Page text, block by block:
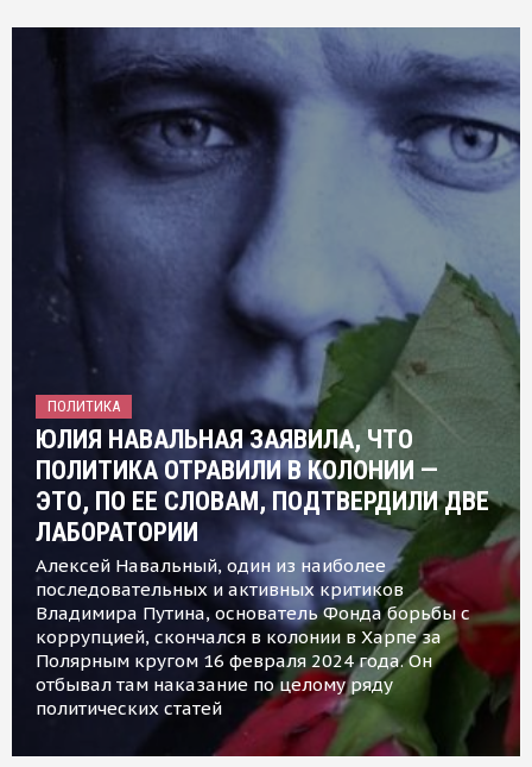
ПОЛИТИКА
ЮЛИЯ НАВАЛЬНАЯ ЗАЯВИЛА, ЧТО
ПОЛИТИКА ОТРАВИЛИ В КОЛОНИИ —
ЭТО, ПО ЕЕ СЛОВАМ, ПОДТВЕРДИЛИ ДВЕ
ЛАБОРАТОРИИ
Алексей Навальный, один из наиболее
последовательных и активных критиков
Владимира Путина, основатель Фонда борьбы с
коррупцией, скончался в колонии в Харпе за
Полярным кругом 16 февраля 2024 года. Он
отбывал там наказание по целому ряду
политических статей